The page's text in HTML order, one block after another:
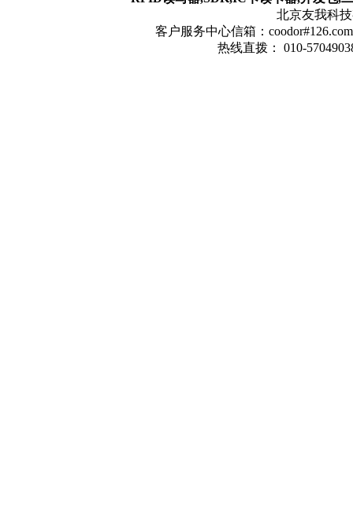
北京友我科
客户服务中心信箱：
热线直拨： 010-